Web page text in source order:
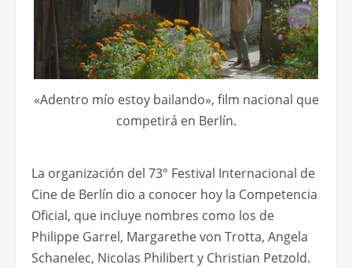
«Adentro mío estoy bailando», film nacional que
competirá en Berlín.
La organización del 73° Festival Internacional de
Cine de Berlín dio a conocer hoy la Competencia
Oficial, que incluye nombres como los de
Philippe Garrel, Margarethe von Trotta, Angela
Schanelec, Nicolas Philibert y Christian Petzold.